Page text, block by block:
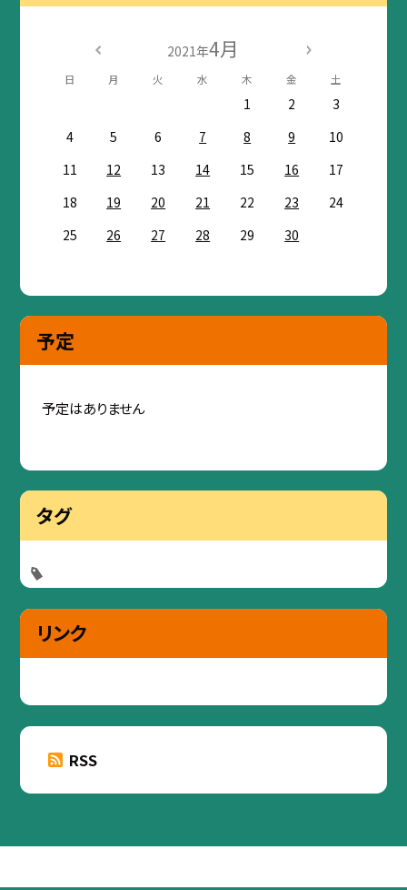
2021年4月
日 月 火 水 木 金 土
1 2
3
4
5 6 7 8 9
10
11
12 13 14 15 16
17
18
19 20 21 22 23
24
25
26 27 28 29 30
予定
予定はありません
タグ
リンク
RSS